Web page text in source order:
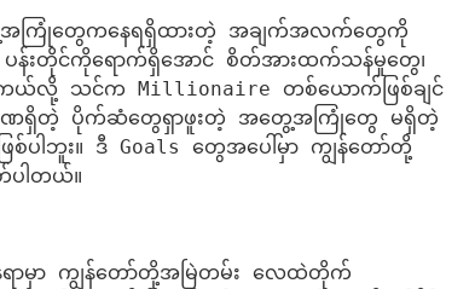
ကြုံတွေကနေရရှိထားတဲ့ အချက်အလက်တွေကို
ပန်းတိုင်ကိုရောက်ရှိအောင် စိတ်အားထက်သန်မှုတွေ၊
လို့ သင်က Millionaire တစ်ယောက်ဖြစ်ချင်
ဏရှိတဲ့ ပိုက်ဆံတွေရှာဖူးတဲ့ အတွေ့အကြုံတွေ မရှိတဲ့
ဘူး။ ဒီ Goals တွေအပေါ်မှာ ကျွန်တော်တို့
ါတယ်။
ာမှာ ကျွန်တော်တို့အမြဲတမ်း လေထဲတိုက်